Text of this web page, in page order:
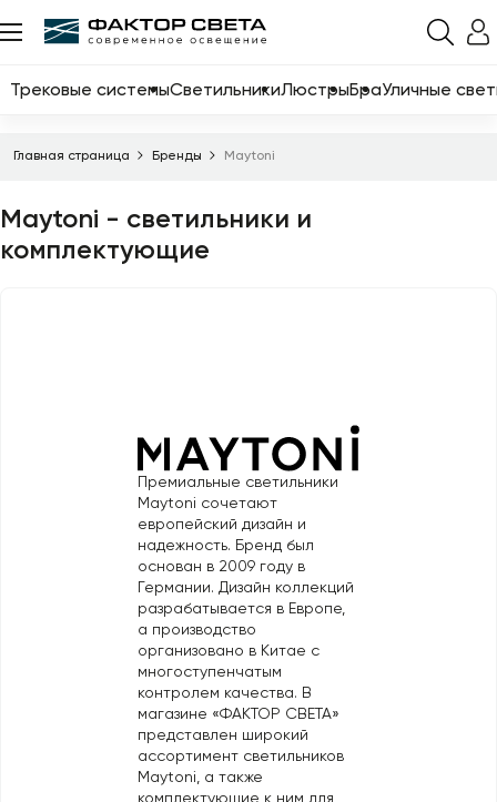
Трековые системыСветильникиЛюстрыБраУличные
Главная страница Бренды Maytoni
Maytoni - светильники и
комплектующие
Премиальные светильники
Maytoni сочетают
европейский дизайн и
надежность. Бренд был
основан в 2009 году в
Германии. Дизайн коллекций
разрабатывается в Европе,
а производство
организовано в Китае с
многоступенчатым
контролем качества. В
магазине «ФАКТОР СВЕТА»
представлен широкий
ассортимент светильников
Maytoni, а также
комплектующие к ним для
Назад
Каталог
Люстры
Бра
Настольные лампы
Профили для ленты